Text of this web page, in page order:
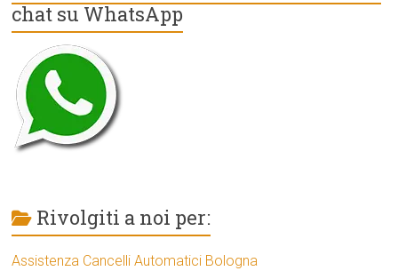
chat su WhatsApp
Rivolgiti a noi per:
Assistenza Cancelli Automatici Bologna